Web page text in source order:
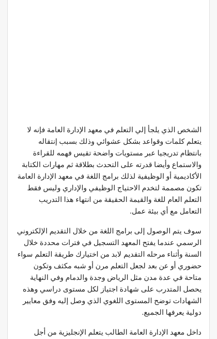
الشخص الذي يلجأ إلي التعلم في معهد الإدارة العامة فإنه لا
يتعلم كلمات وقواعد بشكل عشوائي وذلك بسبب إنتقاله
بانتظام تدريجيا عبر مستويات واضحة تقيس فهمه للقراءة
والاستماع وأيضا قدرته على التحدث بطلاقة ثم مهارات الكتابة
الأكاديمية أو الوظيفية لذلك برامج اللغة في معهد الإدارة العامة
تكون مصممة لتخدم الاحتياج الوظيفي والإداري وليس فقط
التعلم العام للغة والقيمة الحقيقة من انتهاء هذا التدريب
التعامل مع أي بيئة عمل.
سوف يتم الوصول إلى برامج اللغة من خلال التقديم الإلكتروني
الرسمي عندما يفتح المعهد التسجيل في فترات محددة خلال
السنة وأثناء مرحله التقديم لابد من اختيارك طريقة التعلم سواء
حضوري أو عن بعد لجعل التعلم مرن أو شبه مكثف وتكون
متاحة في عدة مدن مثل الرياض وجدة والدمام وفي النهاية
يحصل المتدرب على شهادة اجتياز لكل مستوى دراسي وهذه
الشهادات توضح المستوى اللغوي الذي وصل إليه وفق معايير
دولية يعرفها الجميع.
داخل معهد الإدارة العامة الطالب يتعلم الإنجليزية من أجل